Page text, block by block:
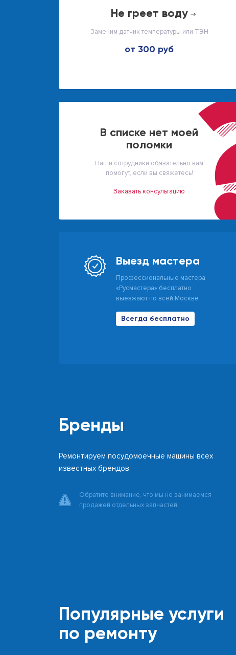
не греет воду
Заменим датчик температуры или ТЭН
от 300 руб
В списке нет моей
поломки
Наши сотрудники обязательно вам
помогут, если вы свяжетесь!
Заказать консультацию
Выезд мастера
Профессиональные мастера
«Русмастера» бесплатно
выезжают по всей Москве
Всегда бесплатно
Бренды
Ремонтируем посудомоечные машины всех
известных брендов
Обратите внимание, что мы не занимаемся
продажей отдельных запчастей.
Популярные услуги
по ремонту